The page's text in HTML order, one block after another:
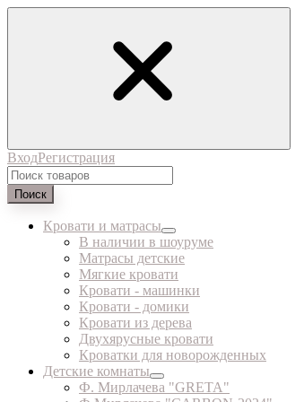
ВходРегистрация
Поиск
Кровати и матрасы
В наличии в шоуруме
Матрасы детские
Мягкие кровати
Кровати - машинки
Кровати - домики
Кровати из дерева
Двухярусные кровати
Кроватки для новорожденных
Детские комнаты
Ф. Мирлачева "GRETA"